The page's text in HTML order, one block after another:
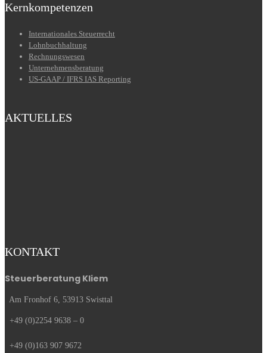
Kernkompetenzen
Internationales Steuerrecht
Lohnbuchhaltung
Rechnungswesen
Unternehmensberatung
US-GAAP / IFRS IAS Reporting
AKTUELLES
KONTAKT
Steuerberatung Kliem
Am Fronhof 6, 53913 Swisttal
+49 (0)2254 9638 – 0
+49 (0)163 907 9672